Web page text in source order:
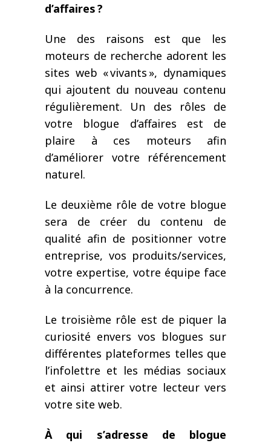
d’affaires ?
Une des raisons est que les
moteurs de recherche adorent les
sites web « vivants », dynamiques
qui ajoutent du nouveau contenu
régulièrement. Un des rôles de
votre blogue d’affaires est de
plaire à ces moteurs afin
d’améliorer votre référencement
naturel.
Le deuxième rôle de votre blogue
sera de créer du contenu de
qualité afin de positionner votre
entreprise, vos produits/services,
votre expertise, votre équipe face
à la concurrence.
Le troisième rôle est de piquer la
curiosité envers vos blogues sur
différentes plateformes telles que
l’infolettre et les médias sociaux
et ainsi attirer votre lecteur vers
votre site web.
À qui s’adresse de blogue